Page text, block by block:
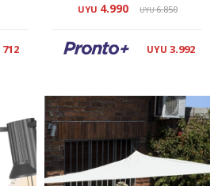
712
UYU 4.990 UYU6.850
UYU 3.992